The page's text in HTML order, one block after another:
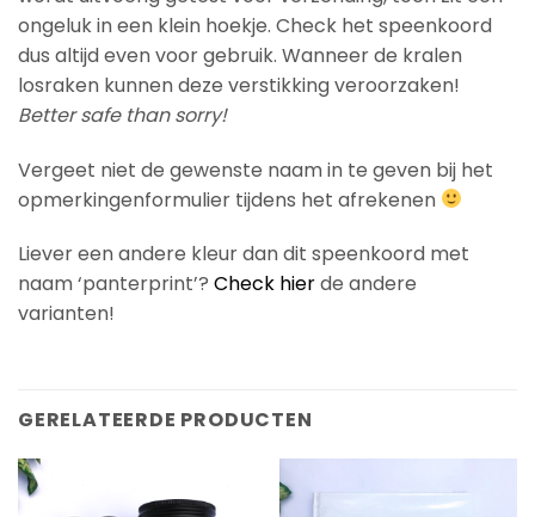
ongeluk in een klein hoekje. Check het speenkoord
dus altijd even voor gebruik. Wanneer de kralen
losraken kunnen deze verstikking veroorzaken!
Better safe than sorry!
Vergeet niet de gewenste naam in te geven bij het
opmerkingenformulier tijdens het afrekenen
Liever een andere kleur dan dit speenkoord met
naam ‘panterprint’? Check hierde andere
varianten!
GERELATEERDE PRODUCTEN